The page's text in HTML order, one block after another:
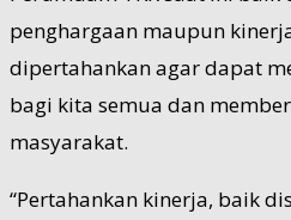
penghargaan maupun
dipertahankan agar dapat
bagi kita semua dan
masyarakat.
“Pertahankan kinerja, baik